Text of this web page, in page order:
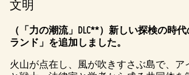
文明
（「力の潮流」DLC**）新しい探検の時
ランド」を追加しました。
火山が点在し、風が吹きすさぶ島で、ア